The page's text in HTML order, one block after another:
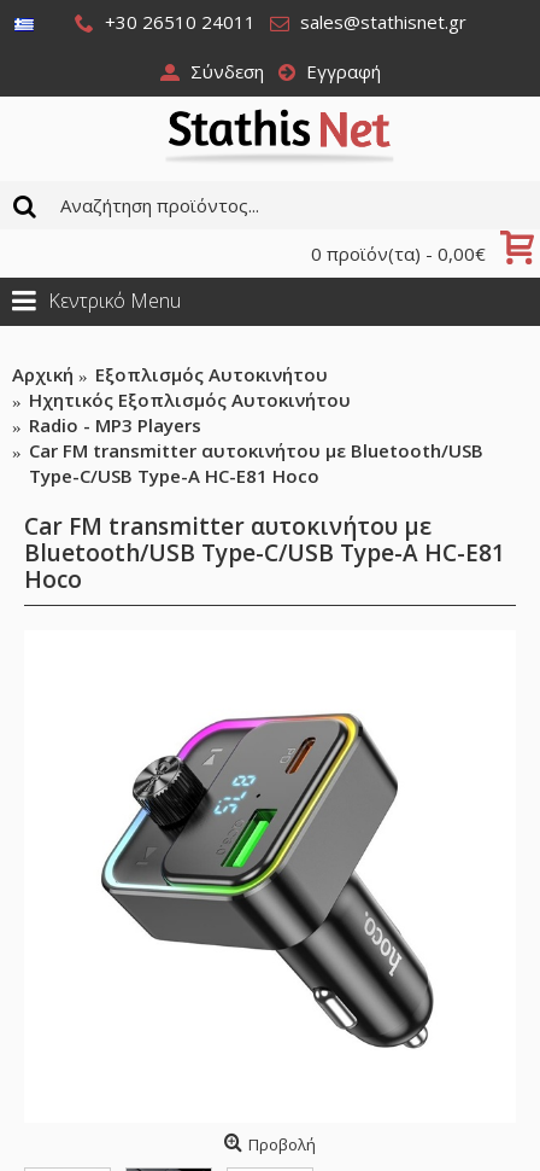
+30 26510 24011 sales@stathisnet.gr
Σύνδεση Εγγραφή
0 προϊόν(τα) - 0,00€
Κεντρικό Menu
Αρχική
Εξοπλισμός Αυτοκινήτου
Ηχητικός Εξοπλισμός Αυτοκινήτου
Radio - MP3 Players
Car FM transmitter αυτοκινήτου με Bluetooth/USB
Type-C/USB Type-A HC-E81 Hoco
Car FM transmitter αυτοκινήτου με
Bluetooth/USB Type-C/USB Type-A HC-E81
Hoco
Προβολή